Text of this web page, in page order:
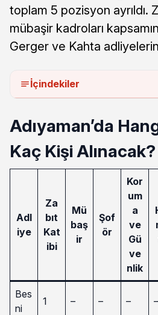
toplam 5 pozisyon ayrıldı.
mübaşir kadroları
Gerger ve Kahta
İçindekiler
Adıyaman’da
Kaç Kişi Alınacak?
Adl
iye
Za
bıt
Kat
ibi
Mü
baş
ir
Şof
ör
Kor
um
a
ve
Gü
ve
nlik
Bes
ni
1 – – – –